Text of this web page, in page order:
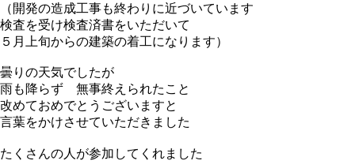
（開発の造成工事も終わりに近づいています
検査を受け検査済書をいただいて
５月上旬からの建築の着工になります）
曇りの天気でしたが
雨も降らず 無事終えられたこと
改めておめでとうございますと
言葉をかけさせていただきました
たくさんの人が参加してくれました